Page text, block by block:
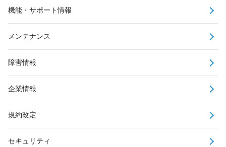
機能・サポート情報
メンテナンス
障害情報
企業情報
規約改定
セキュリティ